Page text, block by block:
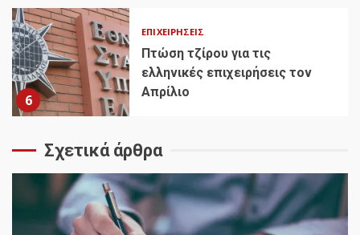
6
ΕΠΙΧΕΙΡΉΣΕΙΣ
Πτώση τζίρου για τις
ελληνικές επιχειρήσεις τον
Απρίλιο
Σχετικά άρθρα